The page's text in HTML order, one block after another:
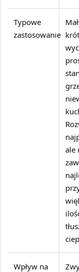
Typowe
zastosowanie
ale
Wpływ na